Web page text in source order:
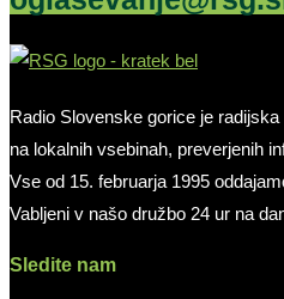
Radio Slovenske gorice je
na lokalnih vsebinah, preverjenih
Vse od 15. februarja 1995
Vabljeni v našo družbo 24 ur na
Sledite nam